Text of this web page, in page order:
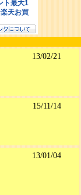
13/02/21
15/11/14
13/01/04